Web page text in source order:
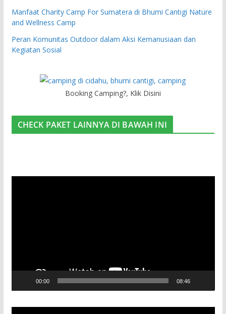
Manfaat Charity Camp For Sumatera di Bhumi Cantigi Nature
and Wellness Camp
Peran Komunitas Outdoor dalam Aksi Kemanusiaan dan
Kegiatan Sosial
Booking Camping?, Klik Disini
CHECK PAKET LAINNYA DI BAWAH INI
00:00 08:46